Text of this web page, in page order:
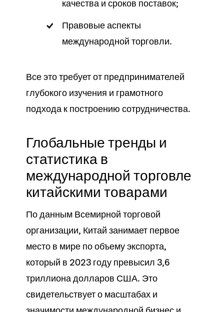
качества и сроков поставок;
Правовые аспекты
международной торговли.
Все это требует от предпринимателей
глубокого изучения и грамотного
подхода к построению сотрудничества.
Глобальные тренды и
статистика в
международной торговле
китайскими товарами
По данным Всемирной торговой
организации, Китай занимает первое
место в мире по объему экспорта,
который в 2023 году превысил 3,6
триллиона долларов США. Это
свидетельствует о масштабах и